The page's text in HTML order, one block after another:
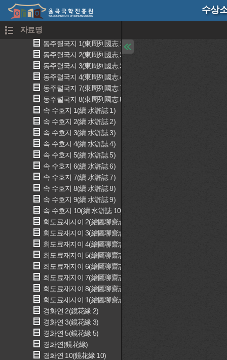
수상
자료명
서유기 4(西遊記 4)
서유기 5(西遊記 5)
동주렬국지 1(東周列國志 1)
동주렬국지 2(東周列國志 2)
동주렬국지 3(東周列國志 3)
동주렬국지 4(東周列國志 4)
동주렬국지 7(東周列國志 7)
동주렬국지 8(東周列國志 8)
속 수호지 1(續 水滸誌 1)
속 수호지 2(續 水滸誌 2)
속 수호지 3(續 水滸誌 3)
속 수호지 4(續 水滸誌 4)
속 수호지 5(續 水滸誌 5)
속 수호지 6(續 水滸誌 6)
속 수호지 7(續 水滸誌 7)
속 수호지 8(續 水滸誌 8)
속 수호지 9(續 水滸誌 9)
속 수호지 10(續 水滸誌 10)
회도료재지이 2(繪圖聊齋志異 2)
회도료재지이 3(繪圖聊齋志異 3)
회도료재지이 4(繪圖聊齋志異 4)
회도료재지이 5(繪圖聊齋志異 5)
회도료재지이 6(繪圖聊齋志異 6)
회도료재지이 7(繪圖聊齋志異 7)
회도료재지이 8(繪圖聊齋志異 8)
회도료재지이 1(繪圖聊齋志異 1)
경화연 2(鏡花緣 2)
경화연 3(鏡花緣 3)
경화연 5(鏡花緣 5)
경화연(鏡花緣)
경화연 10(鏡花緣 10)